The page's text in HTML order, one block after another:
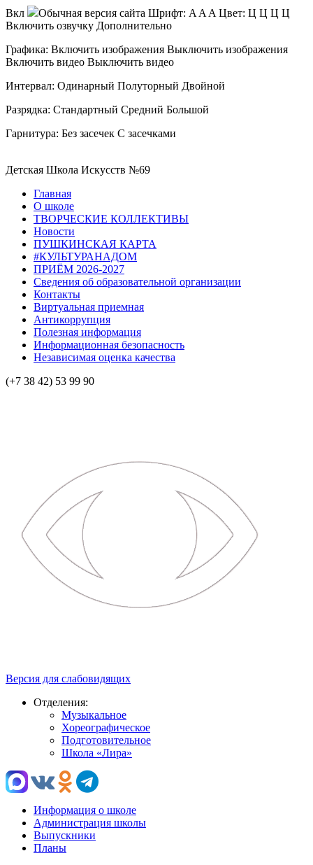
Вкл Обычная версия сайта Шрифт: A A A Цвет: Ц Ц Ц Ц
Включить озвучку Дополнительно
Графика: Включить изображения Выключить изображения
Включить видео Выключить видео
Интервал: Одинарный Полуторный Двойной
Разрядка: Стандартный Средний Большой
Гарнитура: Без засечек С засечками
Детская Школа Искусств №69
Главная
О школе
ТВОРЧЕСКИЕ КОЛЛЕКТИВЫ
Новости
ПУШКИНСКАЯ КАРТА
#КУЛЬТУРАНАДОМ
ПРИЁМ 2026-2027
Сведения об образовательной организации
Контакты
Виртуальная приемная
Антикоррупция
Полезная информация
Информационная безопасность
Независимая оценка качества
(+7 38 42) 53 99 90
Версия для слабовидящих
Отделения:
Музыкальное
Хореографическое
Подготовительное
Школа «Лира»
Информация о школе
Администрация школы
Выпускники
Планы